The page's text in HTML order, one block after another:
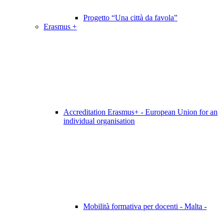
Progetto “Una città da favola”
Erasmus +
Accreditation Erasmus+ - European Union for an
individual organisation
Mobilità formativa per docenti - Malta -